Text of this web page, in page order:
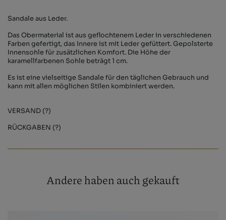
Sandale aus Leder.
Das Obermaterial ist aus geflochtenem Leder in verschiedenen
Farben gefertigt, das Innere ist mit Leder gefüttert. Gepolsterte
Innensohle für zusätzlichen Komfort. Die Höhe der
karamellfarbenen Sohle beträgt 1 cm.
Es ist eine vielseitige Sandale für den täglichen Gebrauch und
kann mit allen möglichen Stilen kombiniert werden.
VERSAND (?)
RÜCKGABEN (?)
Andere haben auch gekauft